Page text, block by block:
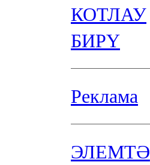
КОТЛАУ
БИРҮ
Реклама
ЭЛЕМТӘ